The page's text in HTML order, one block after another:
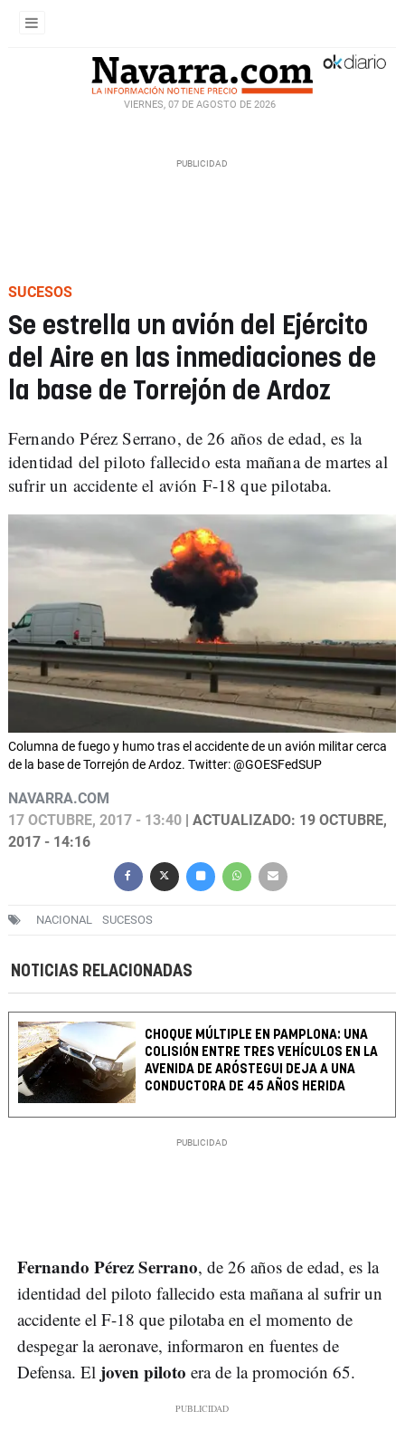
VIERNES, 07 DE AGOSTO DE 2026
SUCESOS
Se estrella un avión del Ejército
del Aire en las inmediaciones de
la base de Torrejón de Ardoz
Fernando Pérez Serrano, de 26 años de edad, es la
identidad del piloto fallecido esta mañana de martes al
sufrir un accidente el avión F-18 que pilotaba.
Columna de fuego y humo tras el accidente de un avión militar cerca
de la base de Torrejón de Ardoz. Twitter: @GOESFedSUP
NAVARRA.COM
17 OCTUBRE, 2017 - 13:40 | ACTUALIZADO: 19 OCTUBRE,
2017 - 14:16
NACIONAL SUCESOS
NOTICIAS RELACIONADAS
CHOQUE MÚLTIPLE EN PAMPLONA: UNA
COLISIÓN ENTRE TRES VEHÍCULOS EN LA
AVENIDA DE ARÓSTEGUI DEJA A UNA
CONDUCTORA DE 45 AÑOS HERIDA
Fernando Pérez Serrano, de 26 años de edad, es la
identidad del piloto fallecido esta mañana al sufrir un
accidente el F-18 que pilotaba en el momento de
despegar la aeronave, informaron en fuentes de
Defensa. El joven piloto era de la promoción 65.